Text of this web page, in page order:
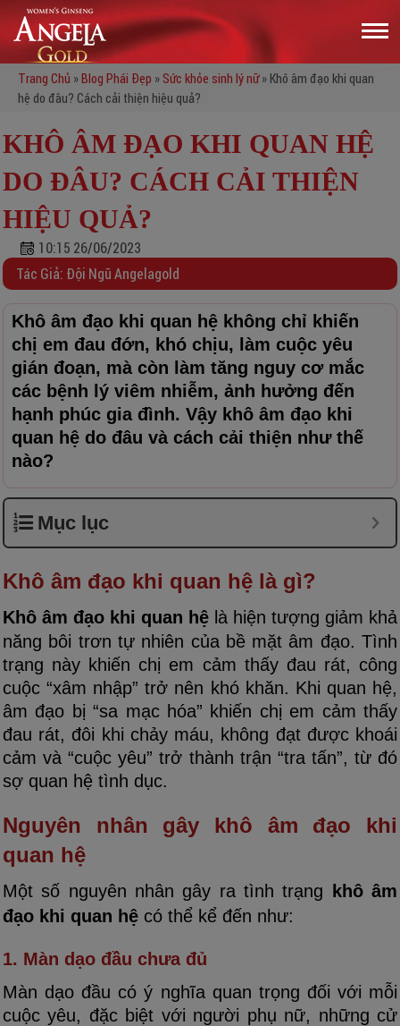
Trang Chủ »Blog Phái Đẹp » Sức khỏe sinh lý nữ» Khô âm đạo khi quan
hệ do đâu? Cách cải thiện hiệu quả?
KHÔ ÂM ĐẠO KHI QUAN HỆ
DO ĐÂU? CÁCH CẢI THIỆN
HIỆU QUẢ?
10:15 26/06/2023
Tác Giả: Đội Ngũ Angelagold
Khô âm đạo khi quan hệ không chỉ khiến
chị em đau đớn, khó chịu, làm cuộc yêu
gián đoạn, mà còn làm tăng nguy cơ mắc
các bệnh lý viêm nhiễm, ảnh hưởng đến
hạnh phúc gia đình. Vậy khô âm đạo khi
quan hệ do đâu và cách cải thiện như thế
nào?
Mục lục
Khô âm đạo khi quan hệ là gì?
Khô âm đạo khi quan hệ là hiện tượng giảm khả
năng bôi trơn tự nhiên của bề mặt âm đạo. Tình
trạng này khiến chị em cảm thấy đau rát, công
cuộc “xâm nhập” trở nên khó khăn. Khi quan hệ,
âm đạo bị “sa mạc hóa” khiến chị em cảm thấy
đau rát, đôi khi chảy máu, không đạt được khoái
cảm và “cuộc yêu” trở thành trận “tra tấn”, từ đó
sợ quan hệ tình dục.
Nguyên nhân gây khô âm đạo khi
quan hệ
Một số nguyên nhân gây ra tình trạng khô âm
đạo khi quan hệ có thể kể đến như:
1. Màn dạo đầu chưa đủ
Màn dạo đầu có ý nghĩa quan trọng đối với mỗi
cuộc yêu, đặc biệt với người phụ nữ, những cử